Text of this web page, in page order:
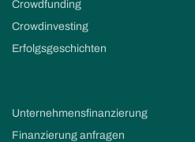
Crowdfunding
Crowdinvesting
Erfolgsgeschichten
Unternehmensfinanzierung
Finanzierung anfragen